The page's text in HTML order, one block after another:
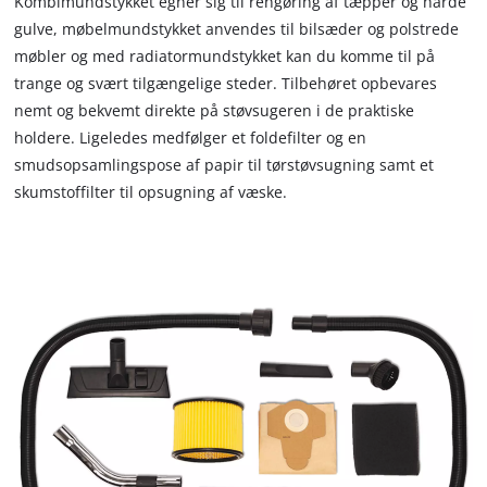
kan støvsugeren og tilbehøret ikke bare nemt og hurtigt
pakkes sammen, de kan lige så hurtigt gøres klar til brug igen.
Leveres uden akku og oplader, disse kan købes separat, f.eks.
som et praktisk startsæt.
gulve, møbelmundstykket anvendes til bilsæder og polstrede
møbler og med radiatormundstykket kan du komme til på
trange og svært tilgængelige steder. Tilbehøret opbevares
nemt og bekvemt direkte på støvsugeren i de praktiske
holdere. Ligeledes medfølger et foldefilter og en
smudsopsamlingspose af papir til tørstøvsugning samt et
skumstoffilter til opsugning af væske.